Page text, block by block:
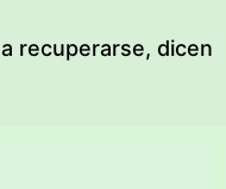
recuperarse, dicen